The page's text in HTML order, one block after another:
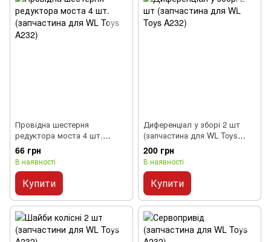
Провідна шестерня
редуктора моста 4 шт.
(запчастина для WL Toys
A232)
66 грн
В наявності
Купити
Диференціал у зборі 2 шт
(запчастина для WL Toys
A232)
200 грн
В наявності
Купити